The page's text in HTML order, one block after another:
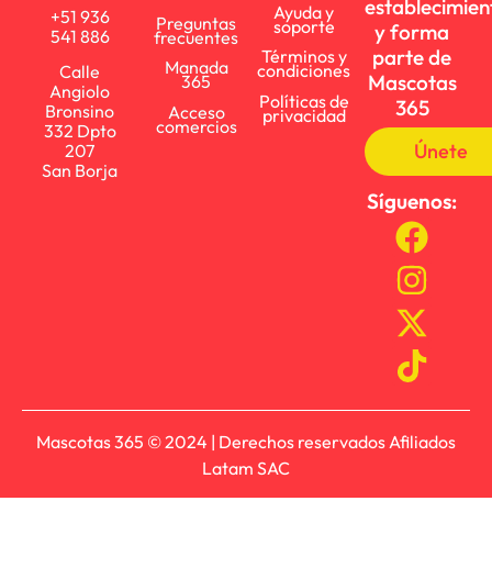
+51 936
541 886
Calle
Angiolo
Bronsino
332 Dpto
207
San Borja
Preguntas
frecuentes
Manada
365
Acceso
comercios
Ayuda y
soporte
Términos y
condiciones
Políticas de
privacidad
y forma
parte de
Mascotas
365
Únete
Síguenos:
Mascotas 365 © 2024 | Derechos reservados Afiliados
Latam SAC